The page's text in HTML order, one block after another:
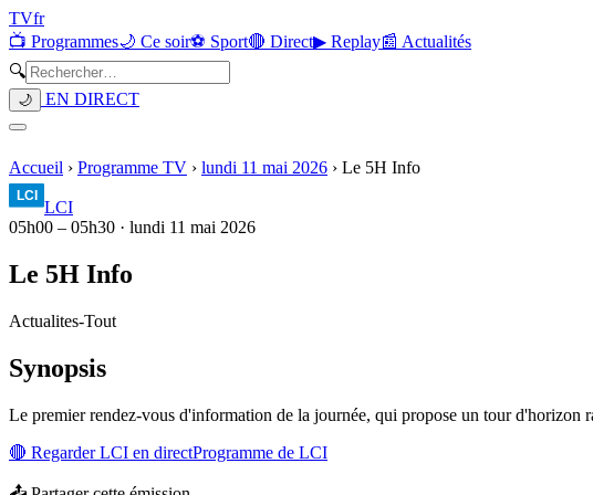
TVfr
📺 Programmes🌙 Ce soir⚽ Sport🔴 Direct▶ Replay📰 Actualités
🔍
🌙 EN DIRECT
Accueil › Programme TV › lundi 11 mai 2026 › Le 5H Info
LCI
05h00 – 05h30 · lundi 11 mai 2026
Le 5H Info
Actualites-Tout
Synopsis
Le premier rendez-vous d'information de la journée, qui propose un tour d'horizon
🔴 RegarderLCI en directProgramme de LCI